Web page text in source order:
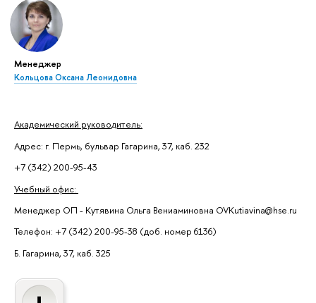
Менеджер
Кольцова Оксана Леонидовна
Академический руководитель:
Адрес: г. Пермь, бульвар Гагарина, 37, каб. 232
+7 (342) 200-95-43
Учебный офис:
Менеджер ОП - Кутявина Ольга Вениаминовна OVKutiavina@hse.ru
Телефон: +7 (342) 200-95-38 (доб. номер 6136)
Б. Гагарина, 37, каб. 325